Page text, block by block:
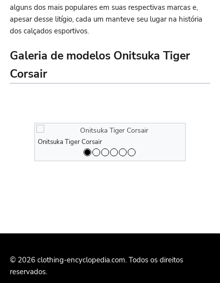
alguns dos mais populares em suas respectivas marcas e,
apesar desse litígio, cada um manteve seu lugar na história
dos calçados esportivos.
Galeria de modelos Onitsuka Tiger
Corsair
Onitsuka Tiger Corsair
© 2026 clothing-encyclopedia.com. Todos os direitos
reservados.